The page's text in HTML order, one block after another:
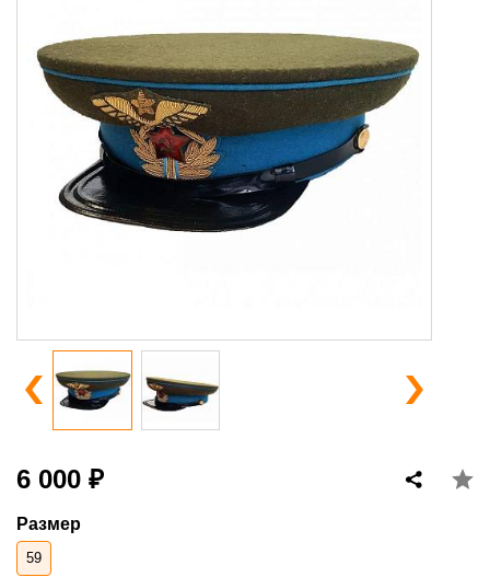
6 000 ₽
Размер
59